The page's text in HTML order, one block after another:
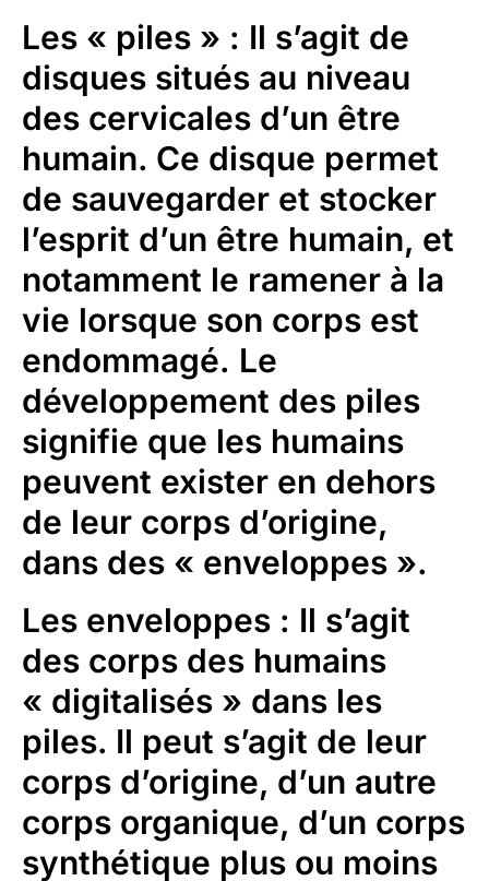
Les « piles » : Il s’agit de
disques situés au niveau
des cervicales d’un être
humain. Ce disque permet
de sauvegarder et stocker
l’esprit d’un être humain, et
notamment le ramener à la
vie lorsque son corps est
endommagé. Le
développement des piles
signifie que les humains
peuvent exister en dehors
de leur corps d’origine,
dans des « enveloppes ».
Les enveloppes : Il s’agit
des corps des humains
« digitalisés » dans les
piles. Il peut s’agit de leur
corps d’origine, d’un autre
corps organique, d’un corps
synthétique plus ou moins